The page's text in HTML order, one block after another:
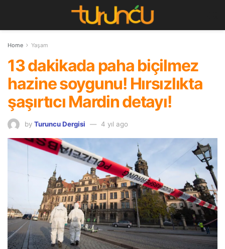
Home Yaşam
13 dakikada paha biçilmez
hazine soygunu! Hırsızlıkta
şaşırtıcı Mardin detayı!
by Turuncu Dergisi 4 yıl ago